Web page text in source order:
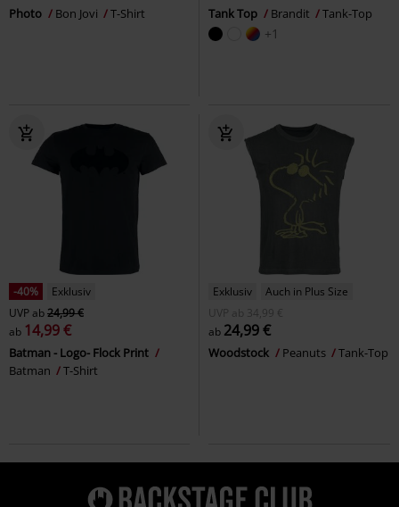
Photo Bon Jovi T-Shirt Tank Top Brandit Tank-Top
+1
-40%
Exklusiv
UVPab24,99 €
ab 14,99 €
Batman - Logo- Flock Print
Batman
T-Shirt
Exklusiv
Auch in Plus Size
UVP
ab
34,99 €
ab 24,99 €
Woodstock Peanuts Tank-Top